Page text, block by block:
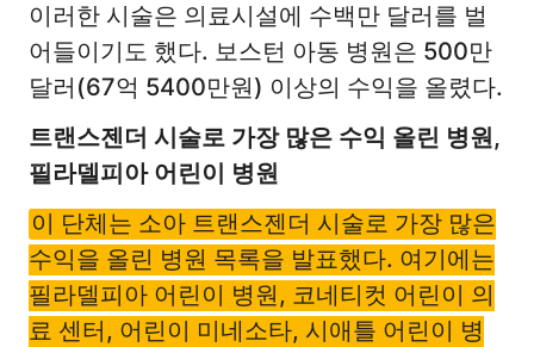
이러한 시술은 의료시설에 수백만 달러를 벌
어들이기도 했다. 보스턴 아동 병원은 500만
달러(67억 5400만원) 이상의 수익을 올렸다.
트랜스젠더 시술로 가장 많은 수익 올린 병원,
필라델피아 어린이 병원
이 단체는 소아 트랜스젠더 시술로 가장 많은
수익을 올린 병원 목록을 발표했다. 여기에는
필라델피아 어린이 병원, 코네티컷 어린이 의
료 센터, 어린이 미네소타, 시애틀 어린이 병